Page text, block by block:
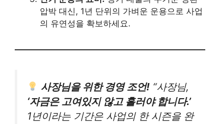
압박 대신, 1년 단위의 가벼운 운용으로 사업
의 유연성을 확보하세요.
사장님을 위한 경영 조언! “사장님,
‘자금은 고여있지 않고 흘러야 합니다.’
1년이라는 기간은 사업의 한 시즌을 완